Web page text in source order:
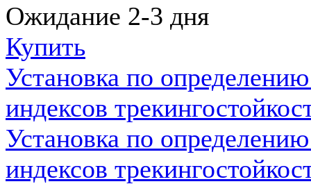
Ожидание 2-3 дня
Купить
Установка по
индексов
Установка по
индексов